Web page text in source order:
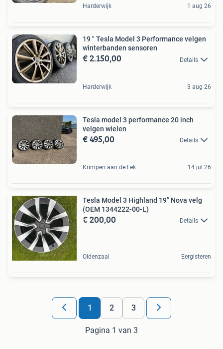
Harderwijk 1 aug 26
19 " Tesla Model 3 Performance velgen
winterbanden sensoren
€ 2.150,00 Details
Harderwijk 3 aug 26
Tesla model 3 performance 20 inch
velgen wielen
€ 495,00 Details
Krimpen aan de Lek 14 jul 26
Tesla Model 3 Highland 19” Nova velg
(OEM 1344222-00-L)
€ 200,00 Details
Oldenzaal Eergisteren
1 2 3
Pagina 1 van 3